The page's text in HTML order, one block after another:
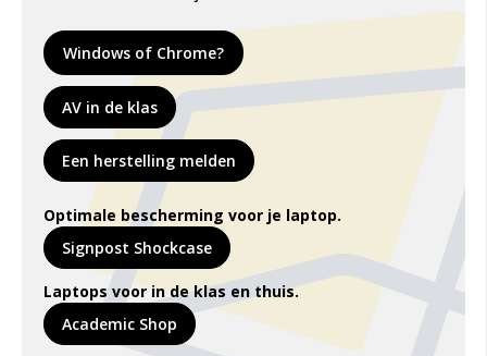
Windows of Chrome?
AV in de klas
Een herstelling melden
Optimale bescherming voor je laptop.
Signpost Shockcase
Laptops voor in de klas en thuis.
Academic Shop